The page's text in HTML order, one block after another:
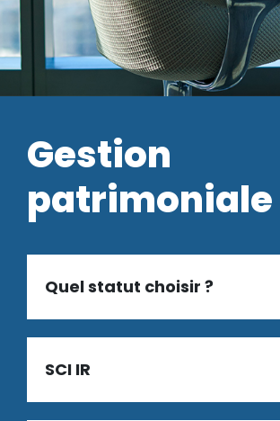
Gestion
patrimoniale
Quel statut choisir ?
SCI IR